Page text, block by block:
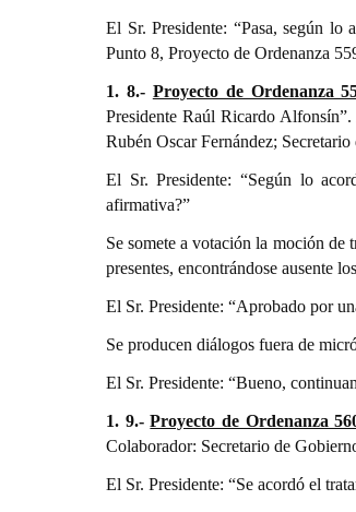
El Sr. Presidente: “Pasa, según
Punto 8, Proyecto de Ordenanza
1. 8.- Proyecto de Ordenanza
Presidente Raúl Ricardo
Rubén Oscar Fernández;
El Sr. Presidente: “Según lo
afirmativa?”
Se somete a votación la moción de
presentes, encontrándose ausente
El Sr. Presidente: “Aprobado por
Se producen diálogos fuera de
El Sr. Presidente: “Bueno,
1. 9.-Proyecto de Ordenanza
Colaborador: Secretario de
El Sr. Presidente: “Se acordó el